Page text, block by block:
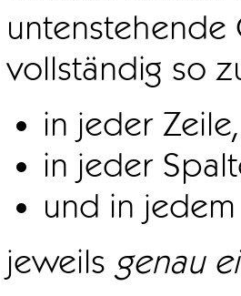
vollständig so
in jeder Zeile,
in jeder
und in
jeweils genau